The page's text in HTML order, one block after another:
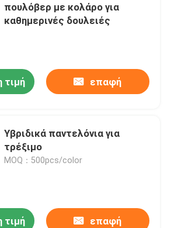
πουλόβερ με κολάρο για
καθημερινές δουλειές
τιμή επαφή
Υβριδικά παντελόνια για
τρέξιμο
MOQ：500pcs/color
τιμή επαφή